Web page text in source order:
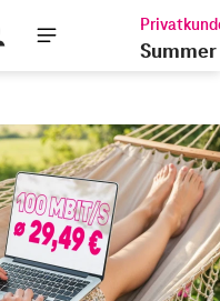
Cart
Summer